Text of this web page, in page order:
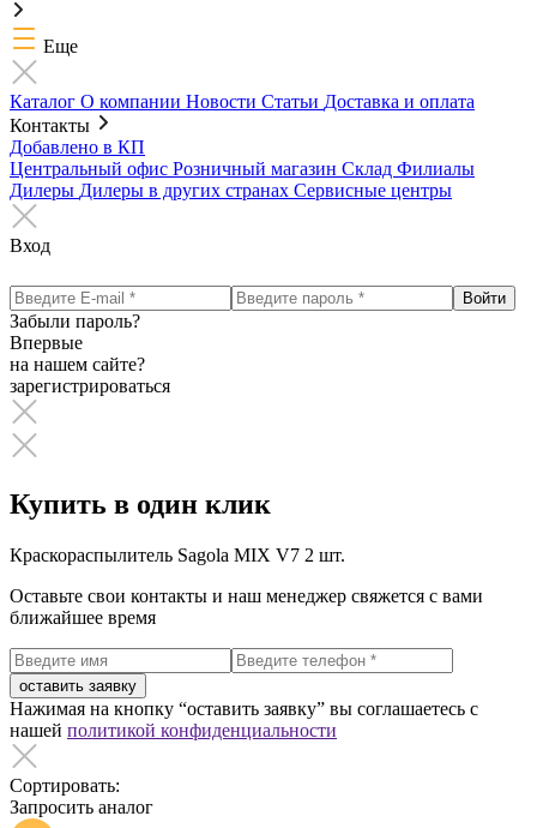
Еще
Каталог О компании Новости Статьи Доставка и оплата
Контакты
Добавлено в КП
Центральный офис Розничный магазин Склад Филиалы
Дилеры Дилеры в других странах Сервисные центры
Вход
Забыли пароль?
Впервые
на нашем сайте?
зарегистрироваться
Купить в один клик
Краскораспылитель Sagola MIX V7 2 шт.
Оставьте свои контакты и наш менеджер свяжется с вами
ближайшее время
оставить заявку
Нажимая на кнопку “оставить заявку” вы соглашаетесь с
нашей политикой конфиденциальности
Сортировать:
Запросить аналог